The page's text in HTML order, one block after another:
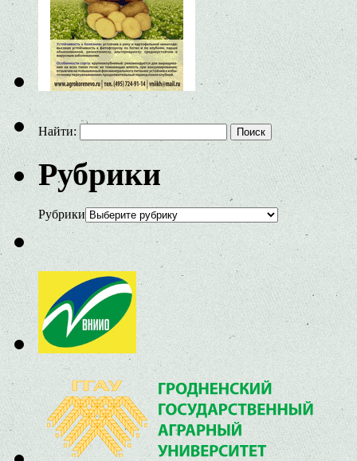
Найти:
Рубрики
Рубрики